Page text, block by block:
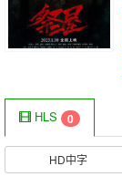
HLS 0
HD中字